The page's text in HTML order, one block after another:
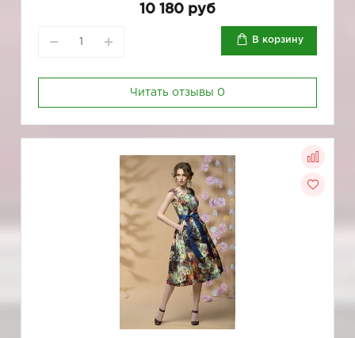
10 180 руб
В корзину
Читать отзывы 0